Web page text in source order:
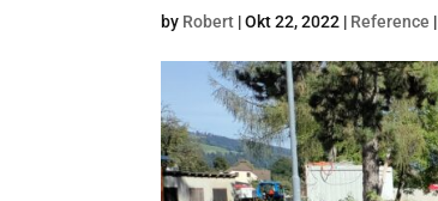
by Robert |Okt 22, 2022 | Reference